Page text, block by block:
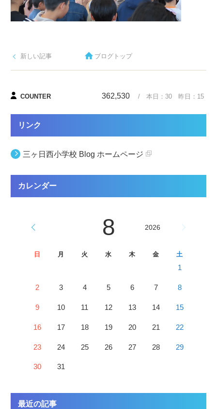
新しい記事 ブログトップ
COUNTER 362,530 / 本日： 30昨日： 15
リンク
三ヶ日西小学校 Blog ホームページ
カレンダー
8 2026
日 月 火 水 木 金 土
1
2 3 4 5 6 7 8
9 10 11 12 13 14 15
16 17 18 19 20 21 22
23 24 25 26 27 28 29
30 31
最近の記事